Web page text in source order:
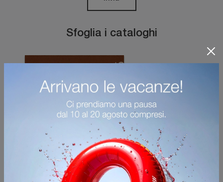
Sfoglia i cataloghi